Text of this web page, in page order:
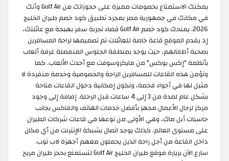
يمكنك الاستمتاع بخصومات مميزة على حجوزاتك من Gulf Air وأنك
في مكانك في جمهورية مصر بمجرد تطبيق كود خصم طيران الخليج
2026. يمنحك كود خصم Gulf Air قضاء تجربة سفر بهيجة مع عائلتك،
إذ يقدم الموقع قاعة خاصة للعائلات تم تصميمها لراحة المسافرين
بصحبة أطفالهم، حيث يوجد بمنطقة الجلوس المنفصلة غرفة ألعاب
بأنظمة "إكس بوكس" من مايكروسوفت مع أحدث الألعاب. كما
وتؤمن هذه القاعات للمسافرين الراحة والخصوصية وخدمة منفردة لا
مثيل لها في أجواء فخمة، وتكون إمكانية دخول القاعات متاحة
بشكل عام لمدة من 3 إلى 4 ساعات قبل الرحلة. إضافة إلى وجود
مركز لرجال الأعمال مجهز بأفضل خدمات الهاتف والفاكس بجانب
حاسبات أبل ماك، وهي الأولى من نوعها في قاعات شركات الطيران
على مستوى العالم. كذلك يوجد اتصال بشبكة الإنترنت من أي مكان
داخل القاعة من أجل راحة الذين يحملون معهم أجهزة لاب توب.
سارع الآن بزيارة موقع طيران الخليج Gulf Air لتستمتع بحجز طيران مريح